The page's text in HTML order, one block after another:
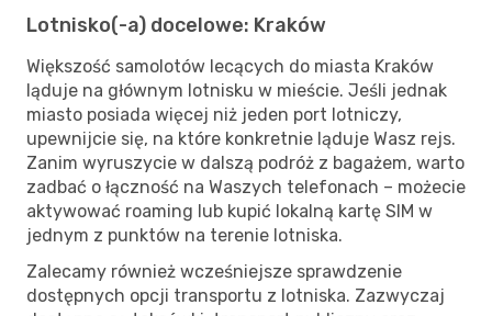
Lotnisko(-a) docelowe: Kraków
Większość samolotów lecących do miasta Kraków
ląduje na głównym lotnisku w mieście. Jeśli jednak
miasto posiada więcej niż jeden port lotniczy,
upewnijcie się, na które konkretnie ląduje Wasz rejs.
Zanim wyruszycie w dalszą podróż z bagażem, warto
zadbać o łączność na Waszych telefonach – możecie
aktywować roaming lub kupić lokalną kartę SIM w
jednym z punktów na terenie lotniska.
Zalecamy również wcześniejsze sprawdzenie
dostępnych opcji transportu z lotniska. Zazwyczaj